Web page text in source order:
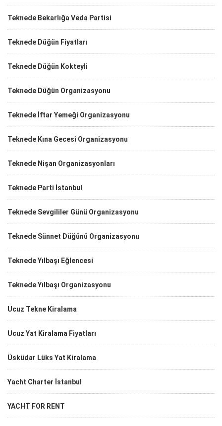
Teknede Bekarlığa Veda Partisi
Teknede Düğün Fiyatları
Teknede Düğün Kokteyli
Teknede Düğün Organizasyonu
Teknede İftar Yemeği Organizasyonu
Teknede Kına Gecesi Organizasyonu
Teknede Nişan Organizasyonları
Teknede Parti İstanbul
Teknede Sevgililer Günü Organizasyonu
Teknede Sünnet Düğünü Organizasyonu
Teknede Yılbaşı Eğlencesi
Teknede Yılbaşı Organizasyonu
Ucuz Tekne Kiralama
Ucuz Yat Kiralama Fiyatları
Üsküdar Lüks Yat Kiralama
Yacht Charter İstanbul
YACHT FOR RENT